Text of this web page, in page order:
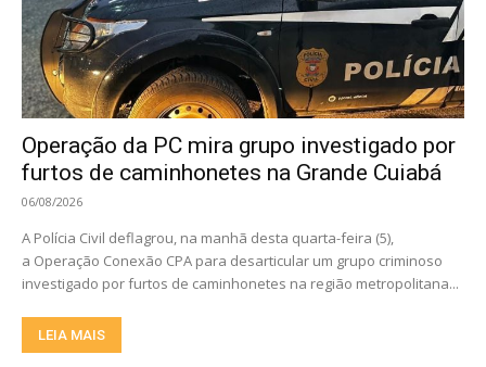
Operação da PC mira grupo investigado por
furtos de caminhonetes na Grande Cuiabá
06/08/2026
A Polícia Civil deflagrou, na manhã desta quarta-feira (5),
a Operação Conexão CPA para desarticular um grupo criminoso
investigado por furtos de caminhonetes na região metropolitana...
LEIA MAIS